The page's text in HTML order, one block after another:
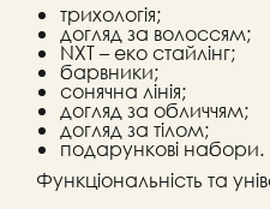
трихологія;
догляд за волоссям;
NXT – еко стайлінг;
барвники;
сонячна лінія;
догляд за обличчям;
догляд за тілом;
подарункові набори.
Функціональність та